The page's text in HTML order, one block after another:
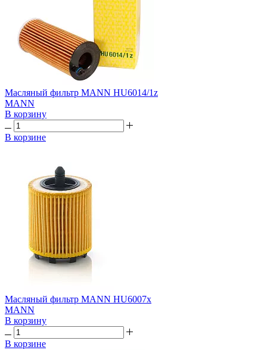
Масляный фильтр MANN HU6014/1z
MANN
В корзину
В корзине
Масляный фильтр MANN HU6007x
MANN
В корзину
В корзине